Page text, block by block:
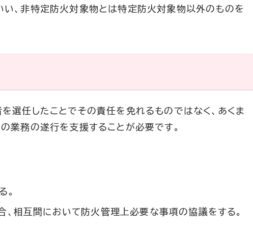
、非特定防火対象物とは特定防火対象物以外のものを
選任したことでその責任を免れるものではなく、あくま
業務の遂行を支援することが必要です。
。
相互間において防火管理上必要な事項の協議をする。